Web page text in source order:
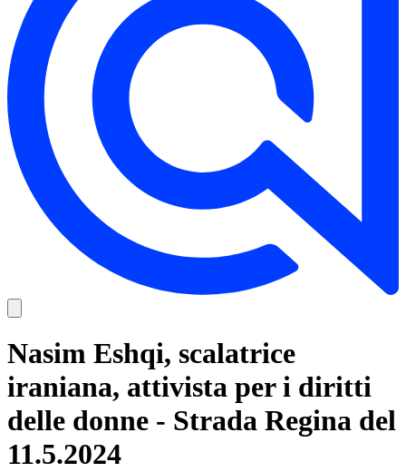
Nasim Eshqi, scalatrice
iraniana, attivista per i diritti
delle donne - Strada Regina del
11.5.2024